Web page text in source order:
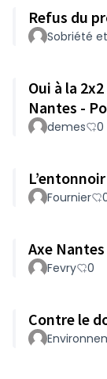
Refus du
Sobriété
Oui à la
Nantes -
demes 0
Fournier
Axe
Fevry 0
Contre le